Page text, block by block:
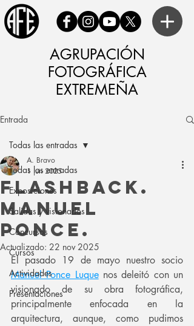
AGRUPACIÓN
FOTOGRÁFICA
EXTREMEÑA
Entrada
Todas las entradas
Exposiciones
Salidas y visionados
Concursos
Cursos
Actividades
Presentaciones
Todas las entradas
Flashback.
Manuel
Ponce.
A. Bravo
1 jun 2025
Actualizado: 22 nov 2025
Manuel Ponce Luque nos deleitó con un
visionado de su obra fotográfica,
principalmente enfocada en la
arquitectura, aunque, como pudimos